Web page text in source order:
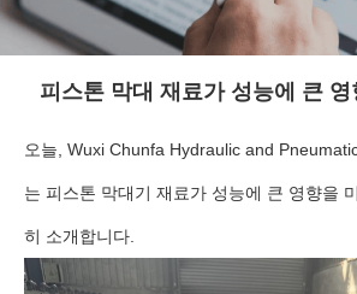
피스톤 막대 재료가 성능에 큰
오늘, Wuxi Chunfa Hydraulic and
는 피스톤 막대기 재료가 성능에 큰 영향을
히 소개합니다.